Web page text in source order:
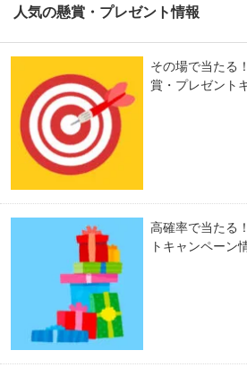
人気の懸賞・プレゼント情報
その場で当たる
賞・プレゼント
高確率で当たる
トキャンペーン